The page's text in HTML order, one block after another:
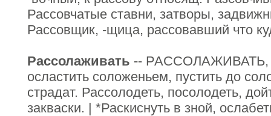
Рассовчатые ставни, затворы,
Рассовщик, -щица, рассовавший что
Рассолаживать -- РАССОЛАЖИВАТЬ,
осластить соложеньем, пустить до
страдат. Рассолодеть, посолодеть,
закваски. | *Раскиснуть в зной,